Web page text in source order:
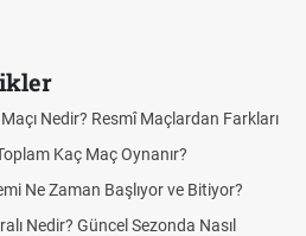
Maçı Nedir? Resmî Maçlardan Farkları
Kaç Maç Oynanır?
Ne Zaman Başlıyor ve Bitiyor?
Nedir? Güncel Sezonda Nasıl